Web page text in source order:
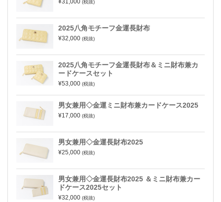
¥31,000 (税抜)
2025八角モチーフ金運長財布
¥32,000 (税抜)
2025八角モチーフ金運長財布＆ミニ財布兼カ
ードケースセット
¥53,000 (税抜)
男女兼用◇金運ミニ財布兼カードケース2025
¥17,000 (税抜)
男女兼用◇金運長財布2025
¥25,000 (税抜)
男女兼用◇金運長財布2025 ＆ミニ財布兼カー
ドケース2025セット
¥32,000 (税抜)